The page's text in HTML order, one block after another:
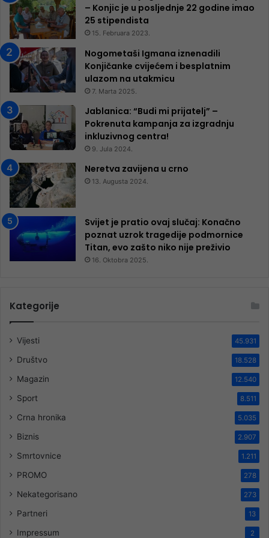
– Konjic je u posljednje 22 godine imao
25 ​​stipendista
15. Februara 2023.
Nogometaši Igmana iznenadili
Konjičanke cvijećem i besplatnim
ulazom na utakmicu
7. Marta 2025.
Jablanica: “Budi mi prijatelj” –
Pokrenuta kampanja za izgradnju
inkluzivnog centra!
9. Jula 2024.
Neretva zavijena u crno
13. Augusta 2024.
Svijet je pratio ovaj slučaj: Konačno
poznat uzrok tragedije podmornice
Titan, evo zašto niko nije preživio
16. Oktobra 2025.
Kategorije
Vijesti 45.931
Društvo 18.528
Magazin 12.540
Sport 8.511
Crna hronika 5.035
Biznis 2.907
Smrtovnice 1.211
PROMO 278
Nekategorisano 273
Partneri 13
Impressum 2